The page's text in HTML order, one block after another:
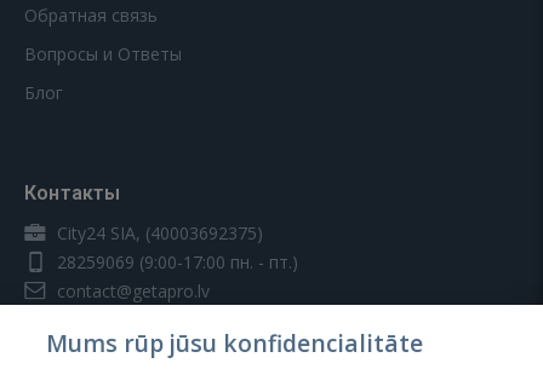
Обратная связь
Вопросы и Ответы
Блог
Контакты
City24 SIA, (40003692375)
28259069 (9:00-17:00 пн. - пт.)
contact@getapro.lv
Mums rūp jūsu konfidencialitāte